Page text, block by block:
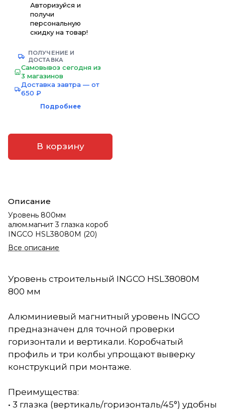
Авторизуйся и
получи
персональную
скидку на товар!
ПОЛУЧЕНИЕ И
ДОСТАВКА
Самовывоз сегодня из
3 магазинов
Доставка завтра — от
650 ₽
Подробнее
В корзину
Описание
Уровень 800мм
алюм.магнит 3 глазка короб
INGCO HSL38080М (20)
Все описание
Уровень строительный INGCO HSL38080M
800 мм
Алюминиевый магнитный уровень INGCO
предназначен для точной проверки
горизонтали и вертикали. Коробчатый
профиль и три колбы упрощают выверку
конструкций при монтаже.
Преимущества:
• 3 глазка (вертикаль/горизонталь/45°) удобны